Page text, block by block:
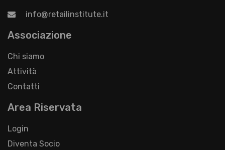
info@retailinstitute.it
Associazione
Chi siamo
Attività
Contatti
Area Riservata
Login
Diventa Socio